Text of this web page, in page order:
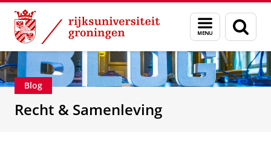
Skip
Content
Skip
Navigation
Menu
en
zoeken
Over ons Recht & Samenleving
Blog
Recht & Samenleving